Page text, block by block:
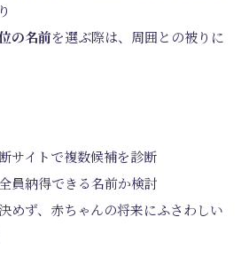
の名前を選ぶ際は、周囲との被りに
サイトで複数候補を診断
員納得できる名前か検討
めず、赤ちゃんの将来にふさわしい